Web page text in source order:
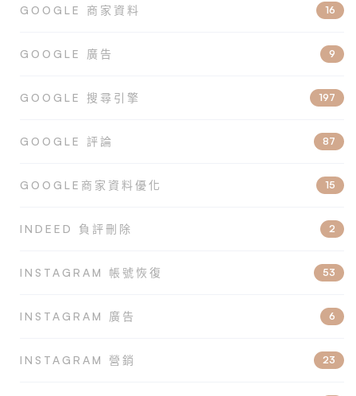
GOOGLE 商家資料 16
GOOGLE 廣告 9
GOOGLE 搜尋引擎 197
GOOGLE 評論 87
GOOGLE商家資料優化 15
INDEED 負評刪除 2
INSTAGRAM 帳號恢復 53
INSTAGRAM 廣告 6
INSTAGRAM 營銷 23